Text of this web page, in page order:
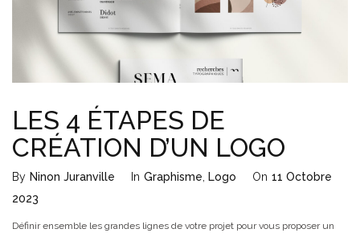
LES 4 ÉTAPES DE
CRÉATION D’UN LOGO
By Ninon Juranville In Graphisme Logo On 11 Octobre
2023
Définir ensemble les grandes lignes de votre projet pour vous proposer un